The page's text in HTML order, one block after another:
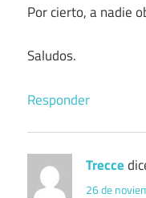
Por cierto, a nadie
Saludos.
Responder
Trecce
26 de